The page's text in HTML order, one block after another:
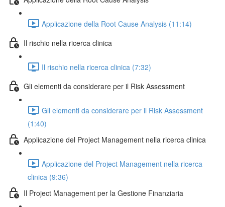
Applicazione della Root Cause Analysis (11:14)
Il rischio nella ricerca clinica
Il rischio nella ricerca clinica (7:32)
Gli elementi da considerare per il Risk Assessment
Gli elementi da considerare per il Risk Assessment
(1:40)
Applicazione del Project Management nella ricerca clinica
Applicazione del Project Management nella ricerca
clinica (9:36)
Il Project Management per la Gestione Finanziaria